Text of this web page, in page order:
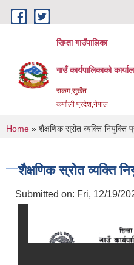
Skip to main content
सिम्ता गाउँपालिका
गाउँ कार्यपालिकाको
राकम,सुर्खेत
कर्णाली प्रदेश,नेपाल
You are here
Home » शैक्षणिक स्रोत व्यक्ति नियुक्ति
शैक्षणिक स्रोत व्यक्ति
Submitted on: Fri, 12/19/